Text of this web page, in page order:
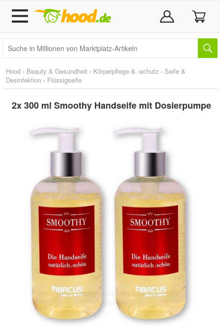
Hood › Beauty & Gesundheit › Körperpflege & -schutz › Seife &
Desinfektion › Flüssigseife
2x 300 ml Smoothy Handseife mit Dosierpumpe
Doppelt antippen zum
vergrößern